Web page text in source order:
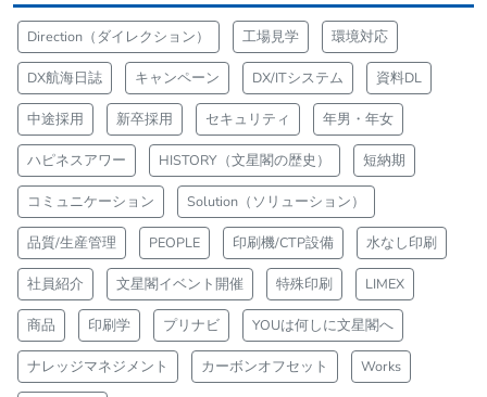
Direction（ダイレクション） 工場見学 環境対応
DX航海日誌 キャンペーン DX/ITシステム 資料DL
中途採用 新卒採用 セキュリティ 年男・年女
ハピネスアワー HISTORY（文星閣の歴史） 短納期
コミュニケーション Solution（ソリューション）
品質/生産管理 PEOPLE 印刷機/CTP設備 水なし印刷
社員紹介 文星閣イベント開催 特殊印刷 LIMEX
商品 印刷学 プリナビ YOUは何しに文星閣へ
ナレッジマネジメント カーボンオフセット Works